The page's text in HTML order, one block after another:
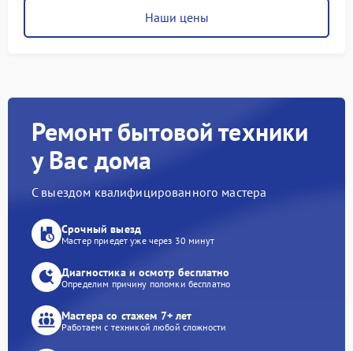
Наши цены
Ремонт бытовой техники
у Вас дома
С выездом квалифицированного мастера
Срочный выезд
Мастер приедет уже через 30 минут
Диагностика и осмотр бесплатно
Определим причину поломки бесплатно
Мастера со стажем 7+ лет
Работаем с техникой любой сложности